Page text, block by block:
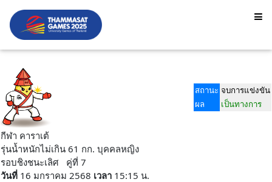
สถานะ จบการแข่งขัน
ผล
เป็นทางการ
กีฬา คาราเต้
รุ่นน้ำหนักไม่เกิน 61 กก. บุคคลหญิง
รอบชิงชนะเลิศ คู่ที่ 7
วันที่ 16 มกราคม 2568 เวลา 15:15 น.